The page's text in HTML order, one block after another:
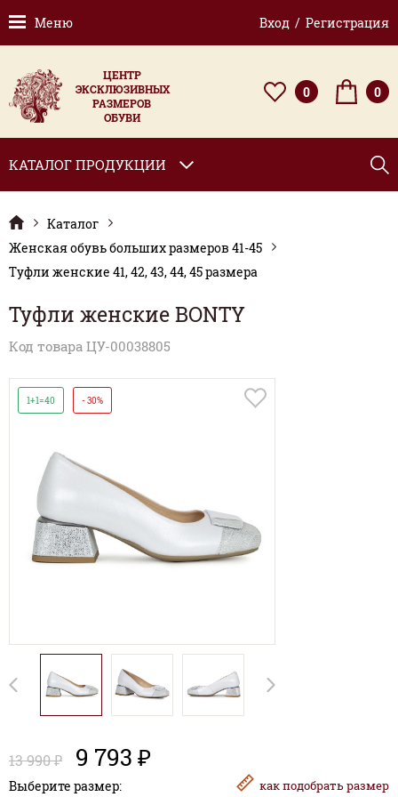
Меню Вход / Регистрация
ЦЕНТР
ЭКСКЛЮЗИВНЫХ
РАЗМЕРОВ
ОБУВИ
0 0
КАТАЛОГ ПРОДУКЦИИ
Каталог
Женская обувь больших размеров 41-45
Туфли женские 41, 42, 43, 44, 45 размера
Туфли женские BONTY
Код товара ЦУ-00038805
1+1=40 - 30%
13 990 ₽ 9 793 ₽
Выберите размер: какподобрать размер